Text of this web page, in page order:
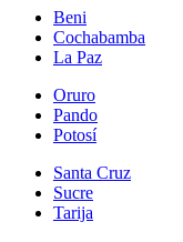
Beni
Cochabamba
La Paz
Oruro
Pando
Potosí
Santa Cruz
Sucre
Tarija